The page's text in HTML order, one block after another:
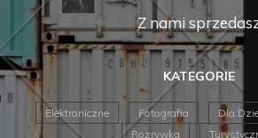
Z nami
KATEGORIE
Elektroniczne Fotografia Dla
Rozrywka